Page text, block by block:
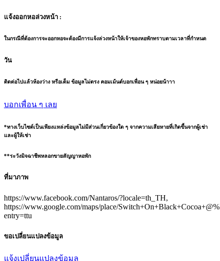
แจ้งออกหอล่วงหน้า :
ในกรณีที่ต้องการจะออกหอจะต้องมีการแจ้งล่วงหน้าให้เจ้าของหอพักทราบตามเวลาที่กำหนด
วัน
ติดต่อไปแล้วห้องว่าง หรือเต็ม ข้อมูลไม่ตรง คอมเม้นต์บอกเพื่อน ๆ หน่อยน้าาา
บอกเพื่อน ๆ เลย
*ทางเว็บไซต์เป็นเพียงแหล่งข้อมูลไม่มีส่วนเกี่ยวข้องใด ๆ จากความเสียหายที่เกิดขึ้นจากผู้เช่า
และผู้ให้เช่า
**ระวังมิจฉาชีพหลอกขายสัญญาหอพัก
ที่มาภาพ
https://www.facebook.com/Nantaros/?locale=th_TH,
https://www.google.com/maps/place/
entry=ttu
ขอเปลี่ยนแปลงข้อมูล
แจ้งเปลี่ยนแปลงข้อมูล